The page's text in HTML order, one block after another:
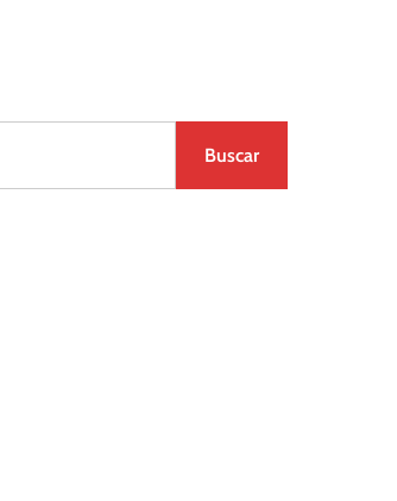
Buscar